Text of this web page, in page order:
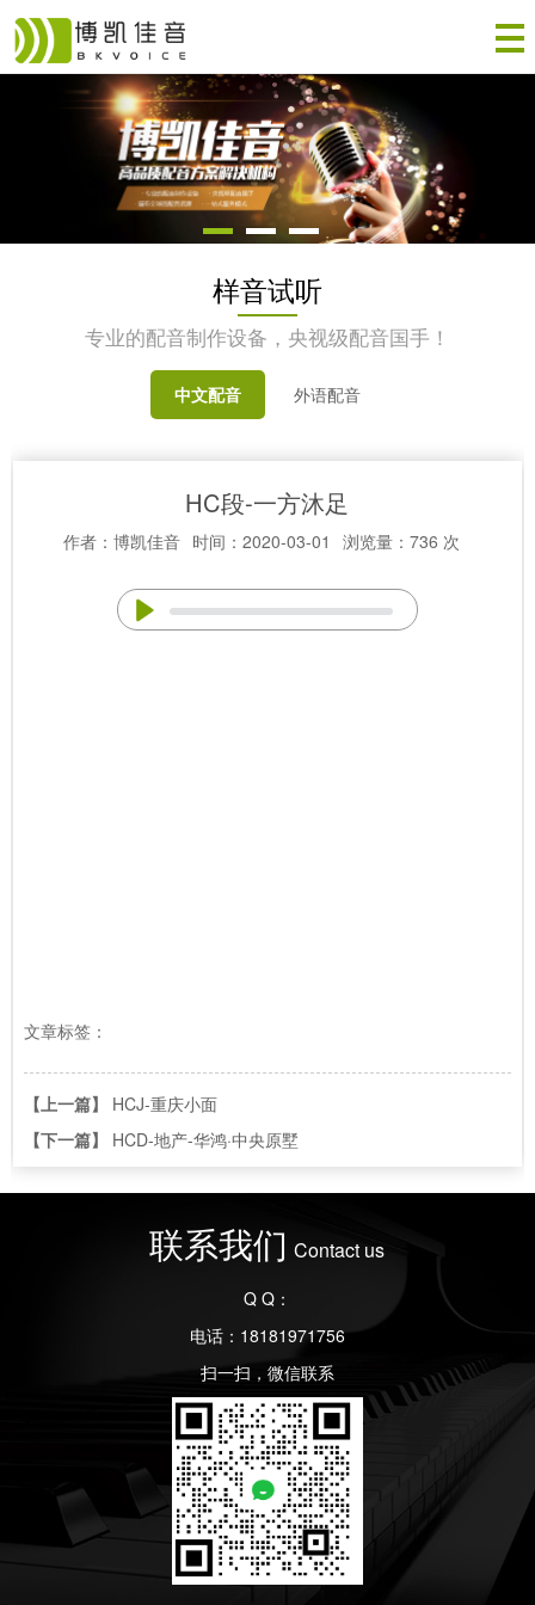
样音试听
专业的配音制作设备，央视级配音国手！
中文配音 外语配音
HC段-一方沐足
作者：博凯佳音 时间：2020-03-01 浏览量：736 次
文章标签：
【上一篇】
HCJ-重庆小面
【下一篇】 HCD-地产-华鸿·中央原墅
联系我们 Contact us
Q Q：
电话：18181971756
扫一扫，微信联系